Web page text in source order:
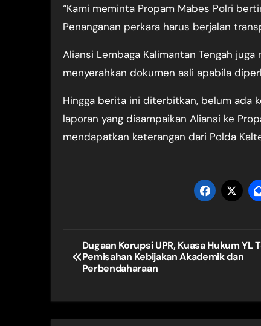
“Kami meminta Propam Mabes Polri
Penanganan perkara harus berjalan
Aliansi Lembaga Kalimantan Tengah
menyerahkan dokumen asli apabila
Hingga berita ini diterbitkan, belum ada
laporan yang disampaikan Aliansi ke
mendapatkan keterangan dari Polda
Navigasi
pos
Dugaan Korupsi UPR, Kuasa Hukum YL
Pemisahan Kebijakan Akademik dan
Perbendaharaan